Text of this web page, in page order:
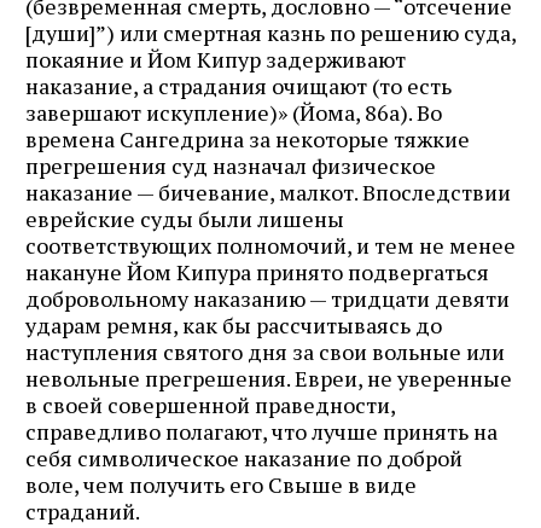
(безвременная смерть, дословно — “отсечение
[души]”) или смертная казнь по решению суда,
покаяние и Йом Кипур задерживают
наказание, а страдания очищают (то есть
завершают искупление)» (Йома, 86а). Во
времена Сангедрина за некоторые тяжкие
прегрешения суд назначал физическое
наказание — бичевание, малкот. Впоследствии
еврейские суды были лишены
соответствующих полномочий, и тем не менее
накануне Йом Кипура принято подвергаться
добровольному наказанию — тридцати девяти
ударам ремня, как бы рассчитываясь до
наступления святого дня за свои вольные или
невольные прегрешения. Евреи, не уверенные
в своей совершенной праведности,
справедливо полагают, что лучше принять на
себя символическое наказание по доброй
воле, чем получить его Свыше в виде
страданий.